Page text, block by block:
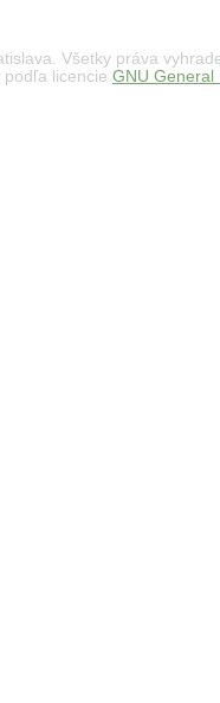
Všetky práva
licencie GNU General